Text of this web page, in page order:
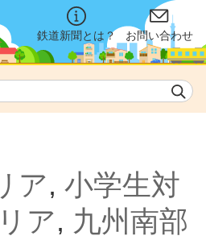
鉄道新聞とは？ お問い合わせ
ア, 小学生対
ア, 九州南部